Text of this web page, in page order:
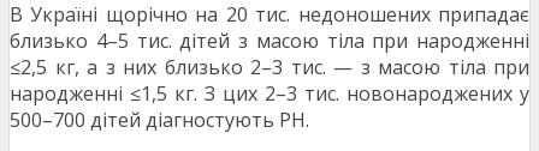
В Україні щорічно на 20 тис. недоношених припадає
близько 4–5 тис. дітей з масою тіла при народженні
≤2,5 кг, а з них близько 2–3 тис. — з масою тіла при
народженні ≤1,5 кг. З цих 2–3 тис. новонароджених у
500–700 дітей діагностують РН.